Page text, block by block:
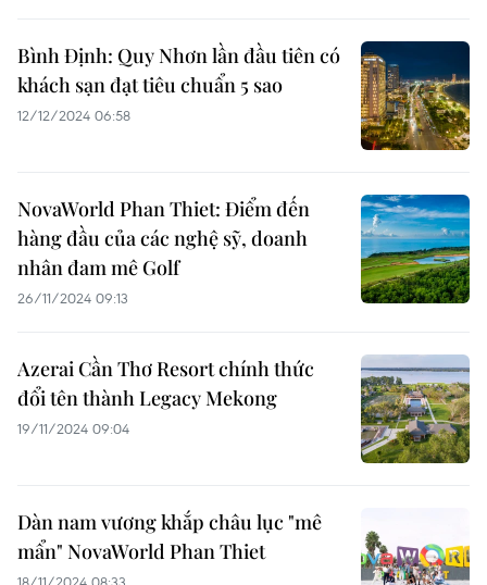
Bình Định: Quy Nhơn lần đầu tiên có
khách sạn đạt tiêu chuẩn 5 sao
12/12/2024 06:58
NovaWorld Phan Thiet: Điểm đến
hàng đầu của các nghệ sỹ, doanh
nhân đam mê Golf
26/11/2024 09:13
Azerai Cần Thơ Resort chính thức
đổi tên thành Legacy Mekong
19/11/2024 09:04
Dàn nam vương khắp châu lục "mê
mẩn" NovaWorld Phan Thiet